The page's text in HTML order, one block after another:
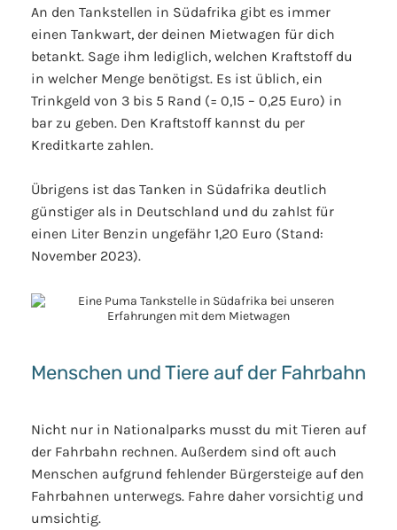
An den Tankstellen in Südafrika gibt es immer
einen Tankwart, der deinen Mietwagen für dich
betankt. Sage ihm lediglich, welchen Kraftstoff du
in welcher Menge benötigst. Es ist üblich, ein
Trinkgeld von 3 bis 5 Rand (= 0,15 – 0,25 Euro) in
bar zu geben. Den Kraftstoff kannst du per
Kreditkarte zahlen.
Übrigens ist das Tanken in Südafrika deutlich
günstiger als in Deutschland und du zahlst für
einen Liter Benzin ungefähr 1,20 Euro (Stand:
November 2023).
Menschen und Tiere auf der Fahrbahn
Nicht nur in Nationalparks musst du mit Tieren auf
der Fahrbahn rechnen. Außerdem sind oft auch
Menschen aufgrund fehlender Bürgersteige auf den
Fahrbahnen unterwegs. Fahre daher vorsichtig und
umsichtig.